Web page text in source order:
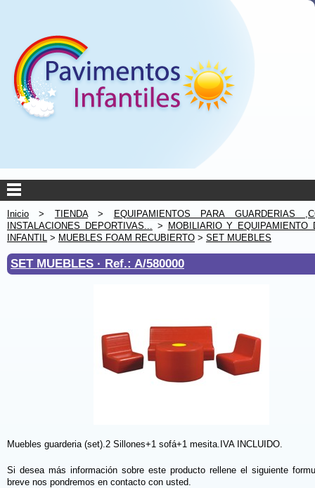
Inicio > TIENDA>
EQUIPAMIENTOS PARA GUARDERIAS
INSTALACIONES DEPORTIVAS... >
MOBILIARIO Y EQUIPAMIENTO
INFANTIL > MUEBLES FOAM RECUBIERTO > SET MUEBLES
SET MUEBLES · Ref.: A/580000
Muebles guarderia (set).2 Sillones+1 sofá+1 mesita.IVA INCLUIDO.
Si desea más información sobre este producto rellene el siguiente
breve nos pondremos en contacto con usted.